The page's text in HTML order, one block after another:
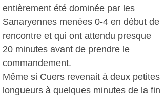
entièrement été dominée par les
Sanaryennes menées 0-4 en début de
rencontre et qui ont attendu presque
20 minutes avant de prendre le
commandement.
Même si Cuers revenait à deux petites
longueurs à quelques minutes de la fin